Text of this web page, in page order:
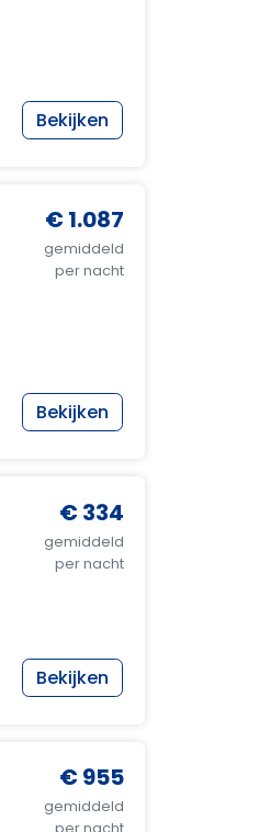
Bekijken
€ 1.087
gemiddeld
per nacht
Bekijken
€ 334
gemiddeld
per nacht
Bekijken
€ 955
gemiddeld
per nacht